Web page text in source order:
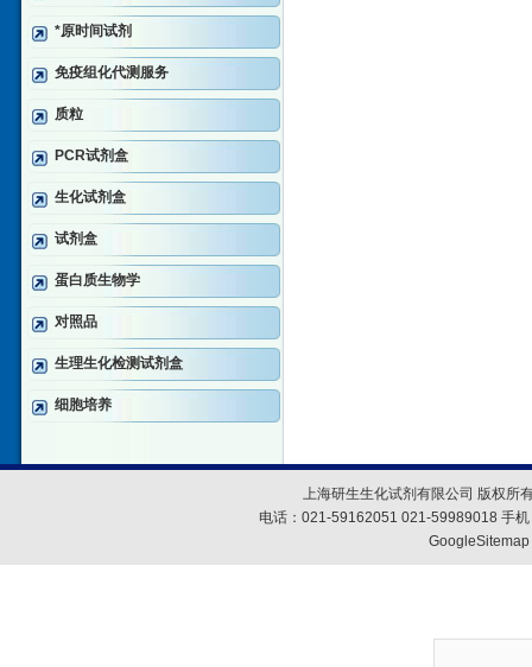
*原时间试剂
免疫组化代测服务
质粒
PCR试剂盒
生化试剂盒
试剂盒
蛋白质生物学
对照品
生理生化检测试剂盒
细胞培养
上海研生生化试剂有限公司 版权所
电话：021-59162051 021-59989018 手
GoogleSitemap